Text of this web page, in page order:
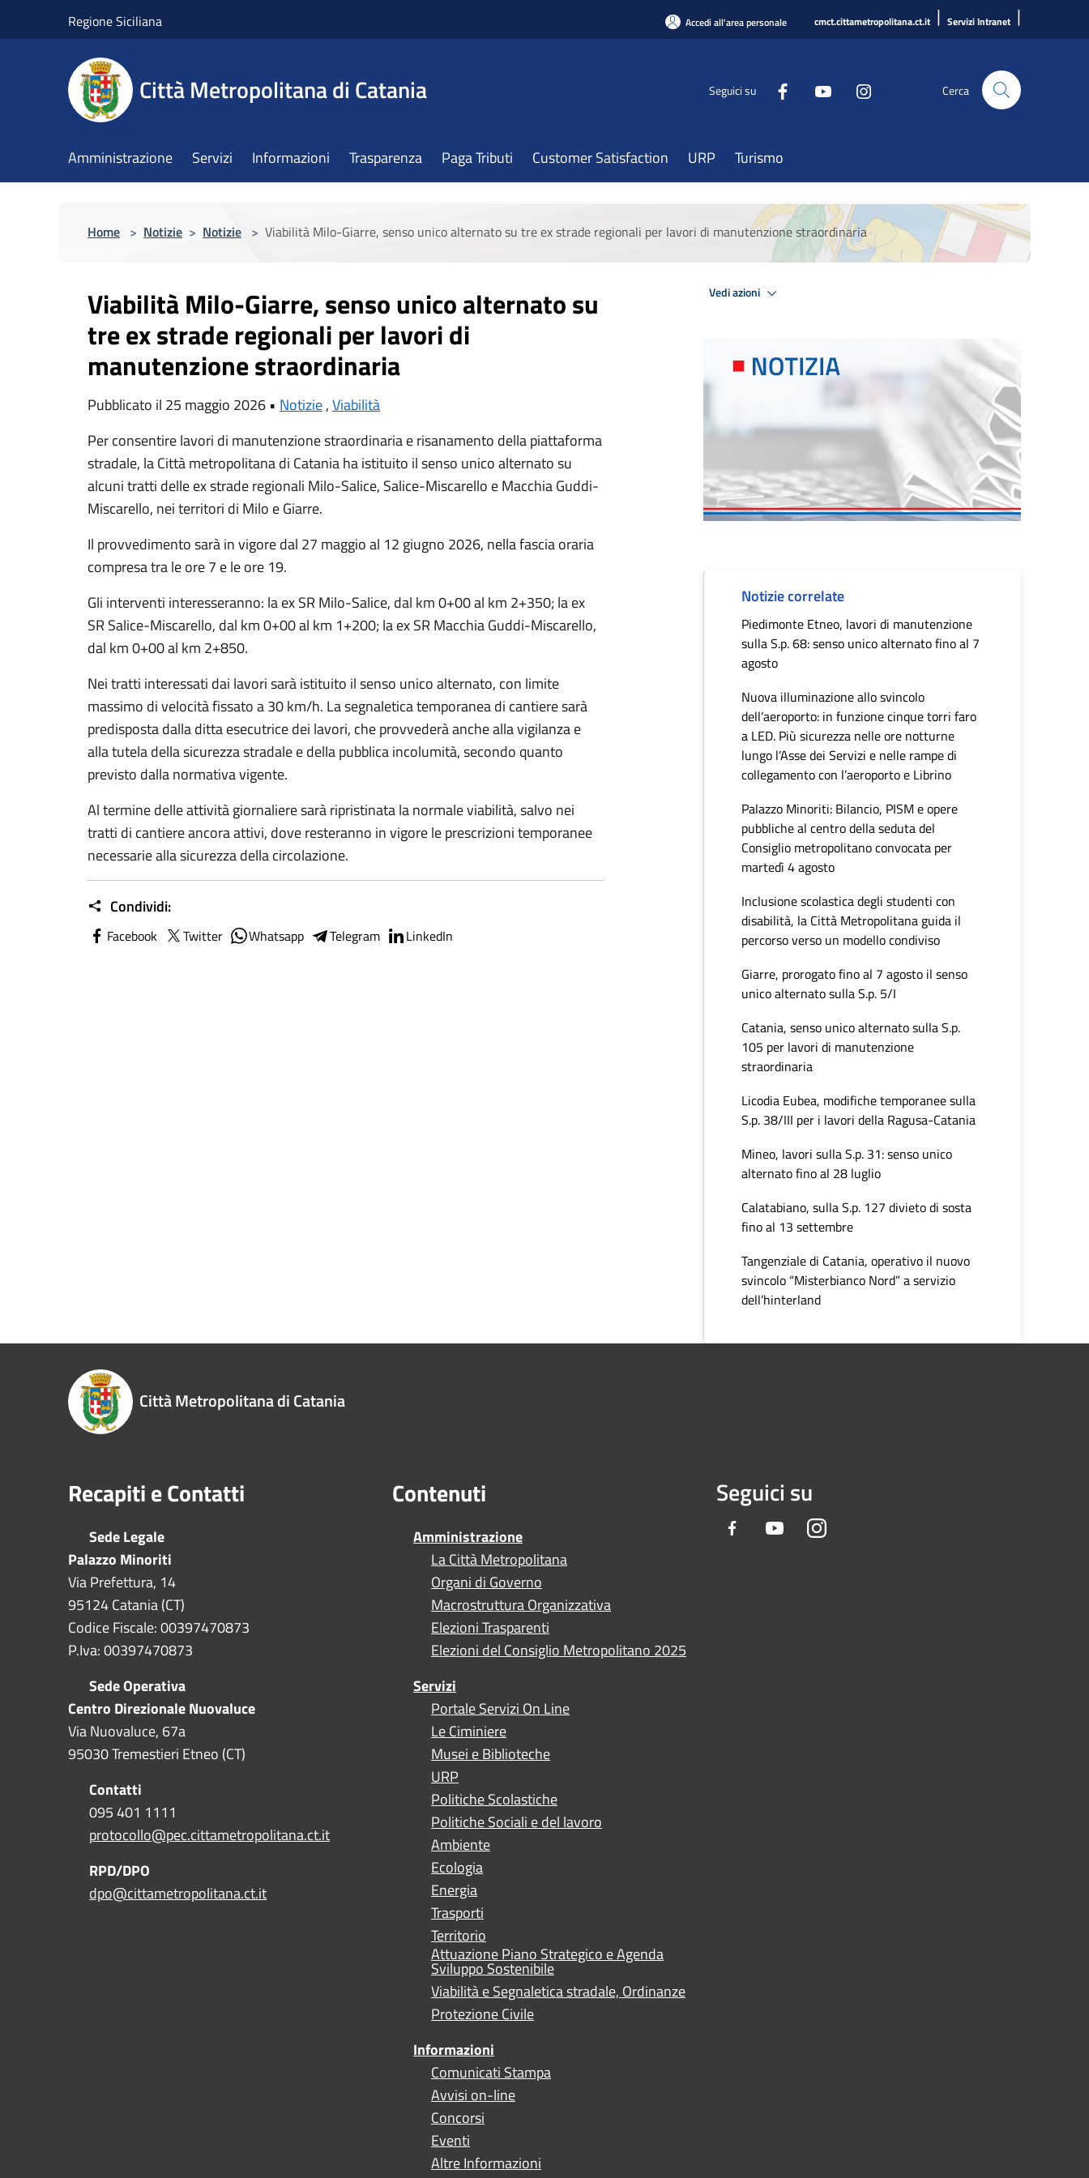
Regione Siciliana Accedi all'area personale cmct.cittametropolitana.ct.it | Servizi Intranet |
Città Metropolitana di Catania Seguici su Cerca
Amministrazione Servizi Informazioni Trasparenza Paga Tributi Customer Satisfaction URP Turismo
Home > Notizie > Notizie > Viabilità Milo-Giarre, senso unico alternato su tre ex strade regionali per lavori di manutenzione straordinaria
Viabilità Milo-Giarre, senso unico alternato su
tre ex strade regionali per lavori di
manutenzione straordinaria
Pubblicato il 25 maggio 2026 • Notizie,Viabilità
Per consentire lavori di manutenzione straordinaria e risanamento della piattaforma
stradale, la Città metropolitana di Catania ha istituito il senso unico alternato su
alcuni tratti delle ex strade regionali Milo-Salice, Salice-Miscarello e Macchia Guddi-
Miscarello, nei territori di Milo e Giarre.
Il provvedimento sarà in vigore dal 27 maggio al 12 giugno 2026, nella fascia oraria
compresa tra le ore 7 e le ore 19.
Gli interventi interesseranno: la ex SR Milo-Salice, dal km 0+00 al km 2+350; la ex
SR Salice-Miscarello, dal km 0+00 al km 1+200; la ex SR Macchia Guddi-Miscarello,
dal km 0+00 al km 2+850.
Nei tratti interessati dai lavori sarà istituito il senso unico alternato, con limite
massimo di velocità fissato a 30 km/h. La segnaletica temporanea di cantiere sarà
predisposta dalla ditta esecutrice dei lavori, che provvederà anche alla vigilanza e
alla tutela della sicurezza stradale e della pubblica incolumità, secondo quanto
previsto dalla normativa vigente.
Al termine delle attività giornaliere sarà ripristinata la normale viabilità, salvo nei
tratti di cantiere ancora attivi, dove resteranno in vigore le prescrizioni temporanee
necessarie alla sicurezza della circolazione.
Condividi:
Facebook Twitter Whatsapp Telegram LinkedIn
Vedi azioni
Notizie correlate
Piedimonte Etneo, lavori di manutenzione
sulla S.p. 68: senso unico alternato fino al 7
agosto
Nuova illuminazione allo svincolo
dell’aeroporto: in funzione cinque torri faro
a LED. Più sicurezza nelle ore notturne
lungo l’Asse dei Servizi e nelle rampe di
collegamento con l’aeroporto e Librino
Palazzo Minoriti: Bilancio, PISM e opere
pubbliche al centro della seduta del
Consiglio metropolitano convocata per
martedì 4 agosto
Inclusione scolastica degli studenti con
disabilità, la Città Metropolitana guida il
percorso verso un modello condiviso
Giarre, prorogato fino al 7 agosto il senso
unico alternato sulla S.p. 5/I
Catania, senso unico alternato sulla S.p.
105 per lavori di manutenzione
straordinaria
Licodia Eubea, modifiche temporanee sulla
S.p. 38/III per i lavori della Ragusa-Catania
Mineo, lavori sulla S.p. 31: senso unico
alternato fino al 28 luglio
Calatabiano, sulla S.p. 127 divieto di sosta
fino al 13 settembre
Tangenziale di Catania, operativo il nuovo
svincolo “Misterbianco Nord” a servizio
dell’hinterland
Città Metropolitana di Catania
Recapiti e Contatti
Sede Legale
Palazzo Minoriti
Via Prefettura, 14
95124 Catania (CT)
Codice Fiscale: 00397470873
P.Iva: 00397470873
Sede Operativa
Centro Direzionale Nuovaluce
Via Nuovaluce, 67a
95030 Tremestieri Etneo (CT)
Contatti
095 401 1111
protocollo@pec.cittametropolitana.ct.it
RPD/DPO
dpo@cittametropolitana.ct.it
Contenuti
Amministrazione
La Città Metropolitana
Organi di Governo
Macrostruttura Organizzativa
Elezioni Trasparenti
Elezioni del Consiglio Metropolitano 2025
Servizi
Portale Servizi On Line
Le Ciminiere
Musei e Biblioteche
URP
Politiche Scolastiche
Politiche Sociali e del lavoro
Ambiente
Ecologia
Energia
Trasporti
Territorio
Attuazione Piano Strategico e Agenda
Sviluppo Sostenibile
Viabilità e Segnaletica stradale, Ordinanze
Protezione Civile
Informazioni
Comunicati Stampa
Avvisi on-line
Concorsi
Eventi
Altre Informazioni
Seguici su
Facebook YoutubeInstagram